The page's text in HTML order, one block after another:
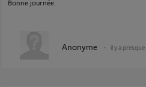
Bonne journée.
Anonyme il y a presque